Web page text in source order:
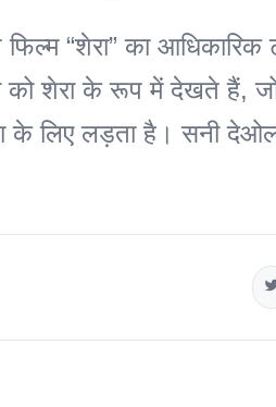
“शेरा” का आधिकारिक
को शेरा के रूप में देखते हैं,
के लिए लड़ता है। सनी